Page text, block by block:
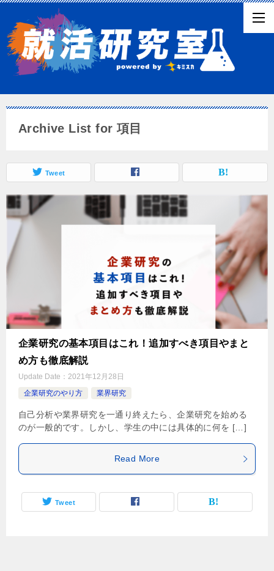
Archive List for 項目
Tweet
企業研究の基本項目はこれ！追加すべき項目やまと
め方も徹底解説
Update Date： 2021年12月28日
企業研究のやり方
業界研究
自己分析や業界研究を一通り終えたら、企業研究を始める
のが一般的です。しかし、学生の中には具体的に何を […]
Read More
Tweet